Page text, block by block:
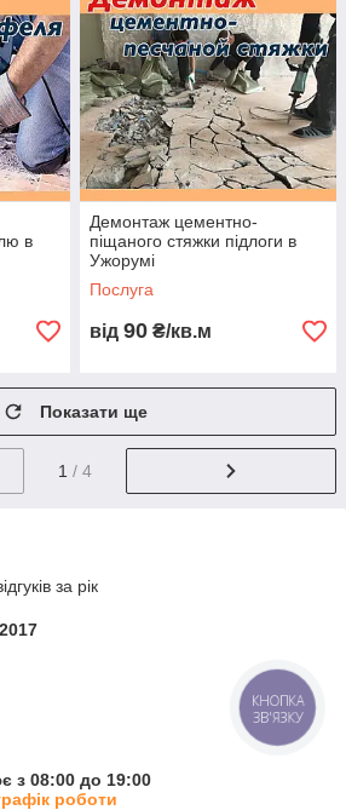
в
Демонтаж цементно-
піщаного стяжки підлоги в
Ужорумі
Послуга
від 90 ₴/кв.м
Показати ще
1 / 4
за рік
з 08:00 до 19:00
роботи
КНОПКА
ЗВ'ЯЗКУ